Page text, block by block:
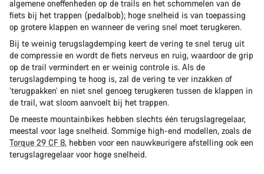
algemene oneffenheden op de trails en het schommelen van de
fiets bij het trappen (pedalbob); hoge snelheid is van toepassing
op grotere klappen en wanneer de vering snel moet terugkeren.
Bij te weinig terugslagdemping keert de vering te snel terug uit
de compressie en wordt de fiets nerveus en ruig, waardoor de grip
op de trail vermindert en er weinig controle is. Als de
terugslagdemping te hoog is, zal de vering te ver inzakken of
‘terugpakken’ en niet snel genoeg terugkeren tussen de klappen in
de trail, wat sloom aanvoelt bij het trappen.
De meeste mountainbikes hebben slechts één terugslagregelaar,
meestal voor lage snelheid. Sommige high-end modellen, zoals de
Torque 29 CF 8, hebben voor een nauwkeurigere afstelling ook een
terugslagregelaar voor hoge snelheid.